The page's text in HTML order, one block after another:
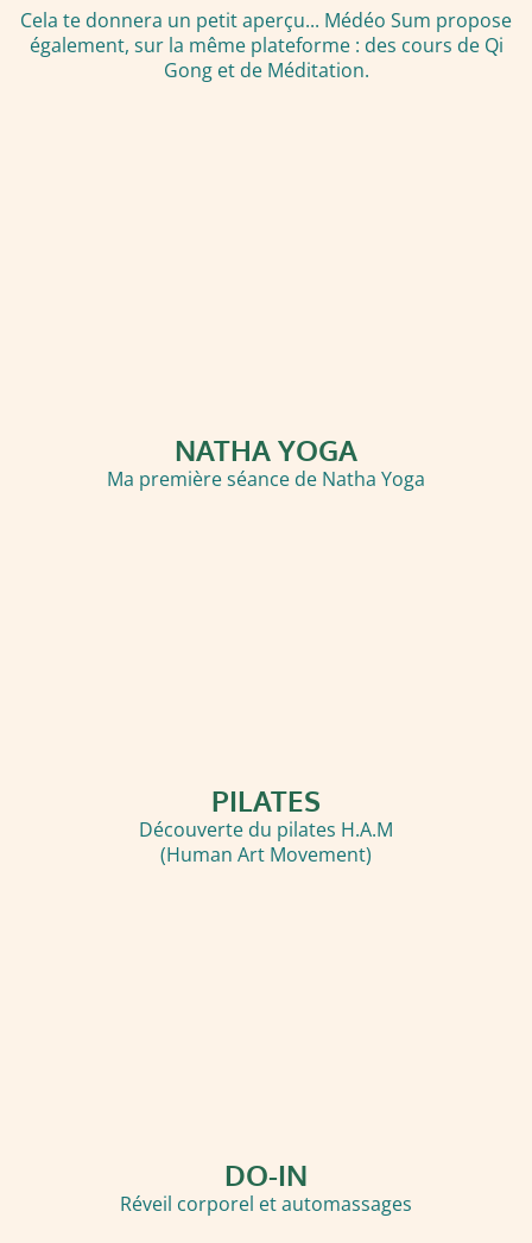
Cela te donnera un petit aperçu... Médéo Sum propose
également, sur la même plateforme : des cours de Qi
Gong et de Méditation.
NATHA YOGA
Ma première séance de Natha Yoga
PILATES
Découverte du pilates H.A.M
(Human Art Movement)
DO-IN
Réveil corporel et automassages